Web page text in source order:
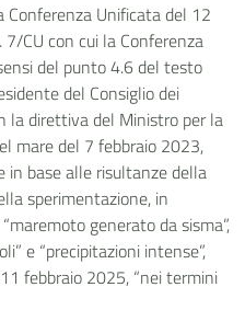
Conferenza Unificata del 12
CU con cui la Conferenza
del punto 4.6 del testo
del Consiglio dei
la direttiva del Ministro per la
mare del 7 febbraio 2023,
in base alle risultanze della
sperimentazione, in
generato da sisma”,
e “precipitazioni intense”,
febbraio 2025, “nei termini